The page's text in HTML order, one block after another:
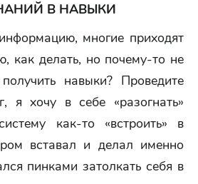
В НАВЫКИ
многие приходят
как делать, но почему-то не
навыки? Проведите
я хочу в себе «разогнать»
как-то «встроить» в
вставал и делал именно
пинками затолкать себя в